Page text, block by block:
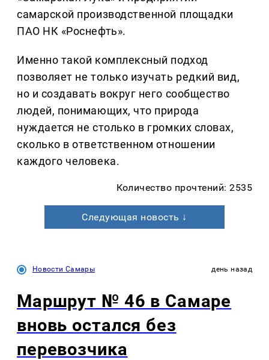
самарской производственной площадки
ПАО НК «Роснефть».
Именно такой комплексный подход
позволяет не только изучать редкий вид,
но и создавать вокруг него сообщество
людей, понимающих, что природа
нуждается не столько в громких словах,
сколько в ответственном отношении
каждого человека.
Количество прочтений: 2535
Следующая новость ↓
Новости Самары день назад
Маршрут № 46 в Самаре
вновь остался без
перевозчика